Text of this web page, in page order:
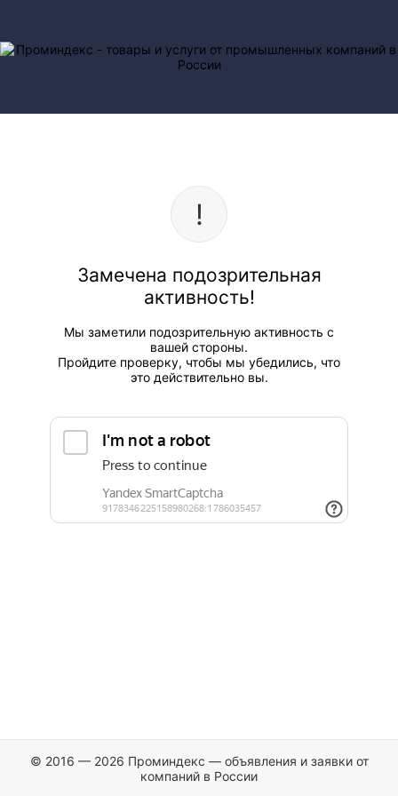
Замечена подозрительная
активность!
Мы заметили подозрительную активность с
вашей стороны.
Пройдите проверку, чтобы мы убедились, что
это действительно вы.
© 2016 — 2026 Проминдекс — объявления и заявки от
компаний в России